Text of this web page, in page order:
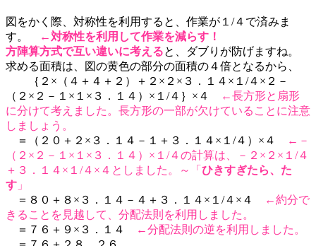
図をかく際、対称性を利用すると、作業が１/４で済みま
す。
←対称性を利用して作業を減らす！
方陣算方式で互い違いに考えると、ダブりが防げますね。
求める面積は、図の黄色の部分の面積の４倍となるから、
｛２×（４＋４＋２）＋２×２×３．１４×１/４×２－
（２×２－１×１×３．１４）×１/４｝×４
←長方形と扇形
に分けて考えました。長方形の一部が欠けていることに注意
しましょう。
＝（２０＋２×３．１４－１＋３．１４×１/４）×４
←－
（２×２－１×１×３．１４）×１/４の計算は、－２×２×１/４
＋３．１４×１/４×４としました。～「 ひきすぎたら、た
す 」
＝８０＋８×３．１４－４＋３．１４×１/４×４
←約分で
きることを見越して、分配法則を利用しました。
＝７６＋９×３．１４
←分配法則の逆を利用しました。